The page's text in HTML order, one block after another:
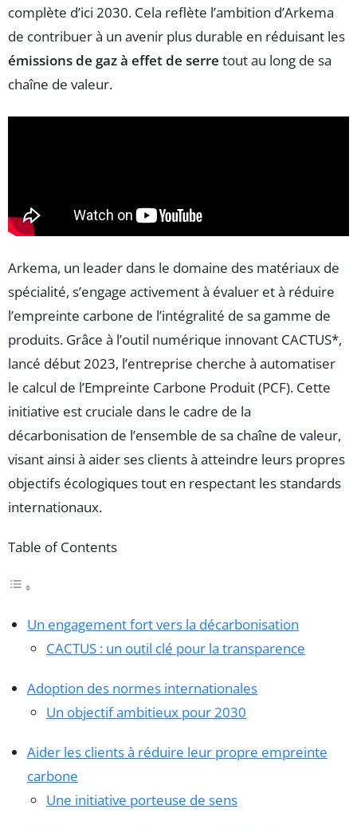
complète d’ici 2030. Cela reflète l’ambition d’Arkema
de contribuer à un avenir plus durable en réduisant les
émissions de gaz à effet de serre tout au long de sa
chaîne de valeur.
Arkema, un leader dans le domaine des matériaux de
spécialité, s’engage activement à évaluer et à réduire
l’empreinte carbone de l’intégralité de sa gamme de
produits. Grâce à l’outil numérique innovant CACTUS*,
lancé début 2023, l’entreprise cherche à automatiser
le calcul de l’Empreinte Carbone Produit (PCF). Cette
initiative est cruciale dans le cadre de la
décarbonisation de l’ensemble de sa chaîne de valeur,
visant ainsi à aider ses clients à atteindre leurs propres
objectifs écologiques tout en respectant les standards
internationaux.
Table of Contents
Un engagement fort vers la décarbonisation
CACTUS : un outil clé pour la transparence
Adoption des normes internationales
Un objectif ambitieux pour 2030
Aider les clients à réduire leur propre empreinte
carbone
Une initiative porteuse de sens